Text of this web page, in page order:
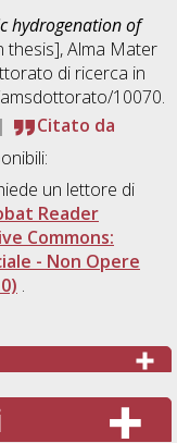
hydrogenation of
thesis], Alma Mater
di ricerca in
10070.
Citato da
un lettore di
Reader
Commons:
- Non Opere
.